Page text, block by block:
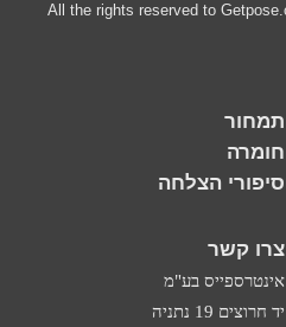
תמחור
חומרה
סיפורי הצלחה
צרו קשר
אינטרספייס בע"מ
יד חרוצים 19 נתניה